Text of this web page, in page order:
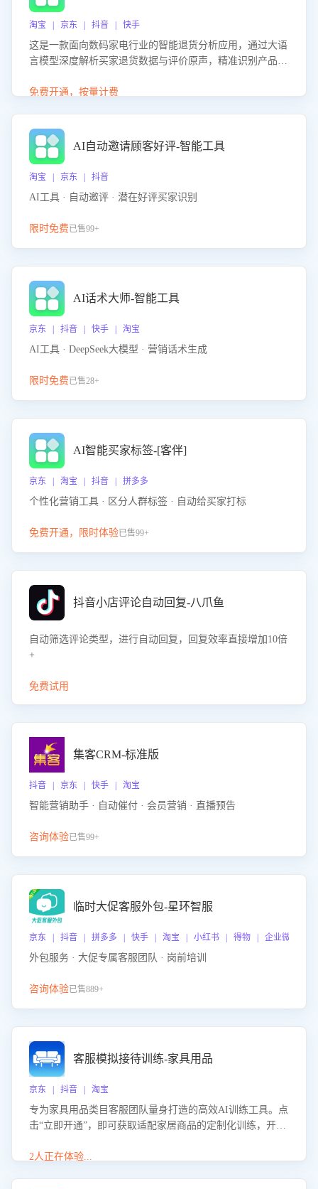
淘宝 | 京东 | 抖音 | 快手
这是一款面向数码家电行业的智能退货分析应用，通过大语
言模型深度解析买家退货数据与评价原声，精准识别产品质
改进建议，通过挖掘用户痛点驱动产品迭代，从根本上降低
免费开通，按量计费
AI自动邀请顾客好评-智能工具
淘宝 | 京东 | 抖音
AI工具 · 自动邀评 · 潜在好评买家识别
限时免费已售99+
AI话术大师-智能工具
京东 | 抖音 | 快手 | 淘宝
AI工具 · DeepSeek大模型 · 营销话术生成
限时免费已售28+
AI智能买家标签-[客伴]
京东 | 淘宝 | 抖音 | 拼多多
个性化营销工具 · 区分人群标签 · 自动给买家打标
免费开通，限时体验已售99+
抖音小店评论自动回复-八爪鱼
自动筛选评论类型，进行自动回复，回复效率直接增加10倍
+
免费试用
集客CRM-标准版
抖音 | 京东 | 快手 | 淘宝
智能营销助手 · 自动催付 · 会员营销 · 直播预告
咨询体验已售99+
临时大促客服外包-星环智服
京东 | 抖音 | 拼多多 | 快手 | 淘宝 | 小红书 | 得物 | 企业微信
外包服务 · 大促专属客服团队 · 岗前培训
咨询体验已售889+
客服模拟接待训练-家具用品
京东 | 抖音 | 淘宝
专为家具用品类目客服团队量身打造的高效AI训练工具。点
击“立即开通”，即可获取适配家居商品的定制化训练，开启
能、尺寸参数咨询等高频场景下的专业应对能力。
2人正在体验...